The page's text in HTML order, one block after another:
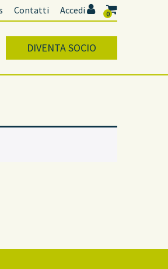
Contatti Accedi 0
DIVENTA SOCIO